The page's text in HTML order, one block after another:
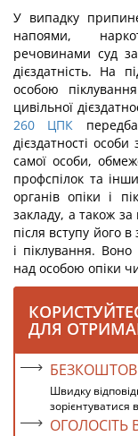
У випадку
напоями,
речовинами суд
дієздатність. На
особою
цивільної
260 ЦПК
дієздатності
самої особи,
профспілок та
органів опіки і
закладу, а також
після вступу його
і піклування.
над особою опіки
ДЛЯ
Швидку
зорієнтуватися
ОГОЛОСІТЬ